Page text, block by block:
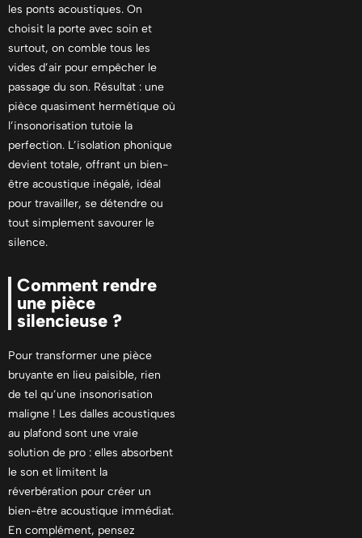
les ponts acoustiques. On
choisit la porte avec soin et
surtout, on comble tous les
vides d’air pour empêcher le
passage du son. Résultat : une
pièce quasiment hermétique où
l’insonorisation tutoie la
perfection. L’isolation phonique
devient totale, offrant un bien-
être acoustique inégalé, idéal
pour travailler, se détendre ou
tout simplement savourer le
silence.
Comment rendre
une pièce
silencieuse ?
Pour transformer une pièce
bruyante en lieu paisible, rien
de tel qu’une insonorisation
maligne ! Les dalles acoustiques
au plafond sont une vraie
solution de pro : elles absorbent
le son et limitent la
réverbération pour créer un
bien-être acoustique immédiat.
En complément, pensez